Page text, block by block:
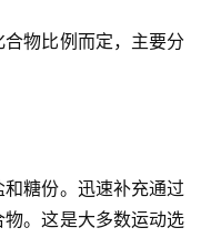
物比例而定，主要分
糖份。迅速补充通过
。这是大多数运动选